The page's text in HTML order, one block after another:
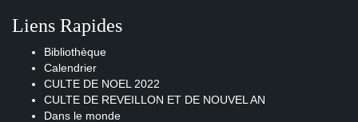
Liens Rapides
Bibliothèque
Calendrier
CULTE DE NOEL 2022
CULTE DE REVEILLON ET DE NOUVEL AN
Dans le monde